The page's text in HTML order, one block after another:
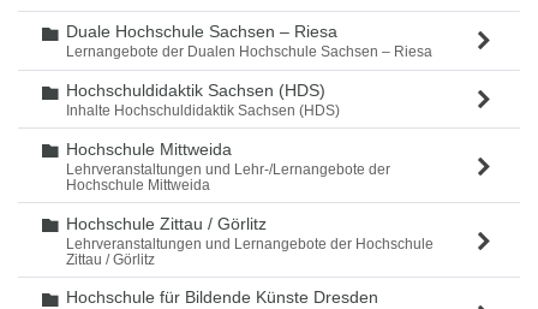
Ordner
Duale Hochschule Sachsen – Riesa
Lernangebote der Dualen Hochschule Sachsen – Riesa
Ordner
Hochschuldidaktik Sachsen (HDS)
Inhalte Hochschuldidaktik Sachsen (HDS)
Ordner
Hochschule Mittweida
Lehrveranstaltungen und Lehr-/Lernangebote der
Hochschule Mittweida
Ordner
Hochschule Zittau / Görlitz
Lehrveranstaltungen und Lernangebote der Hochschule
Zittau / Görlitz
Ordner
Hochschule für Bildende Künste Dresden